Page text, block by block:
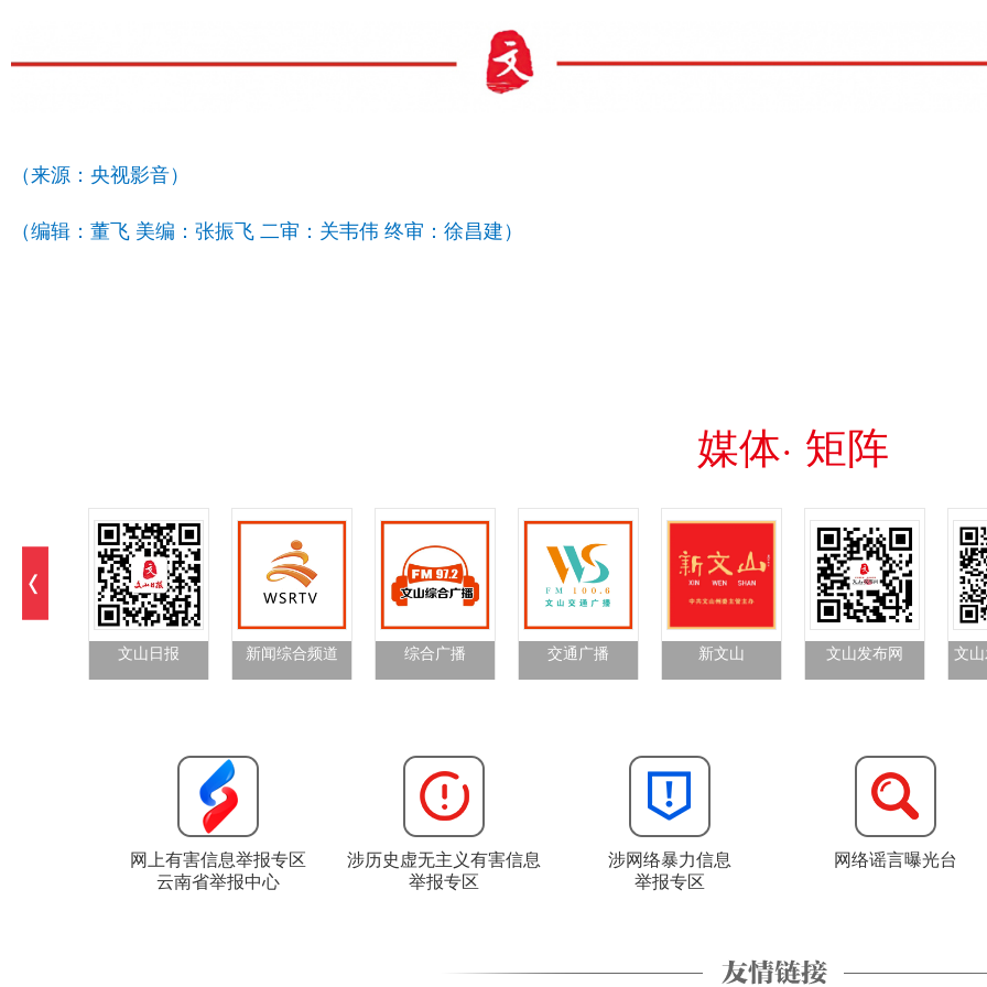
（来源：央视影音）
（编辑：董飞 美编：张振飞 二审：关韦伟 终审：徐昌建）
媒体· 矩阵
文山日报 新闻综合频道 综合广播 交通广播 新文山 文山发布网 文
网上有害信息举报专区
云南省举报中心
涉历史虚无主义有害信息
举报专区
涉网络暴力信息
举报专区
网络谣言曝光台